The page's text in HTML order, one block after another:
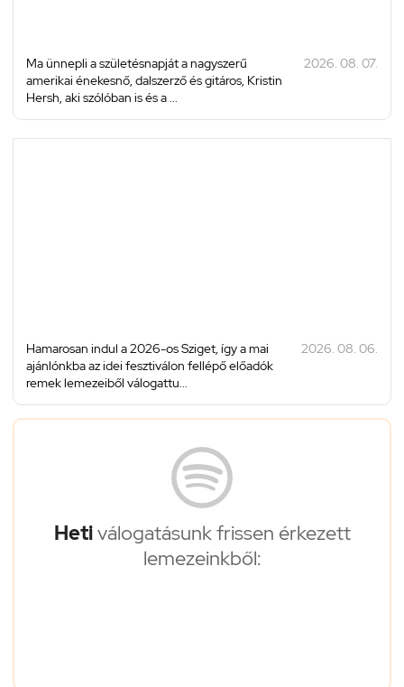
Ma ünnepli a születésnapját a nagyszerű
amerikai énekesnő, dalszerző és gitáros, Kristin
Hersh, aki szólóban is és a ...
2026. 08. 07.
Hamarosan indul a 2026-os Sziget, így a mai
ajánlónkba az idei fesztiválon fellépő előadók
remek lemezeiből válogattu...
2026. 08. 06.
Hetiválogatásunk frissen érkezett
lemezeinkből: